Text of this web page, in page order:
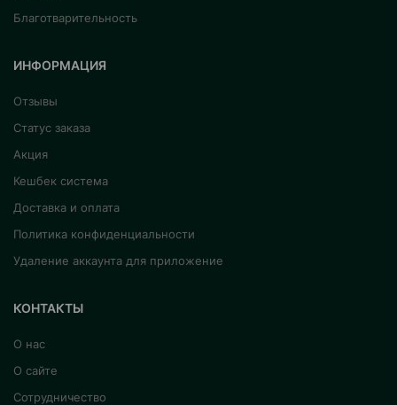
Благотварительность
ИНФОРМАЦИЯ
Отзывы
Статус заказа
Акция
Кешбек система
Доставка и оплата
Политика конфиденциальности
Удаление аккаунта для приложение
КОНТАКТЫ
О нас
О сайте
Сотрудничество